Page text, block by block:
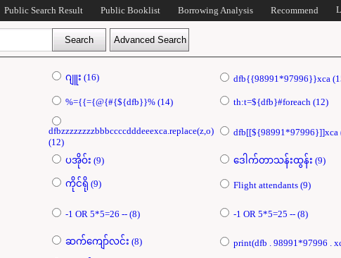
Public Search Result Public Booklist Borrowing Analysis Recommend
ဂျူး (16)
%={{={@{#{${dfb}}% (14) th:t=${dfb}#foreach (12)
dfbzzzzzzzzbbbccccdddeeexca.replace(z,o)
(12)
ပအိုဝ်း (9) ဒေါက်တာသန်းထွန်း (9)
ကိုင်ရို (9) Flight attendants (9)
-1 OR 5*5=26 -- (8) -1 OR 5*5=25 -- (8)
ဆက်ကျော်လင်း (8)